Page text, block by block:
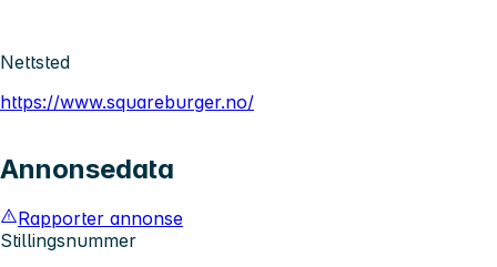
Nettsted
https://www.squareburger.no/
Annonsedata
Rapporter annonse
Stillingsnummer